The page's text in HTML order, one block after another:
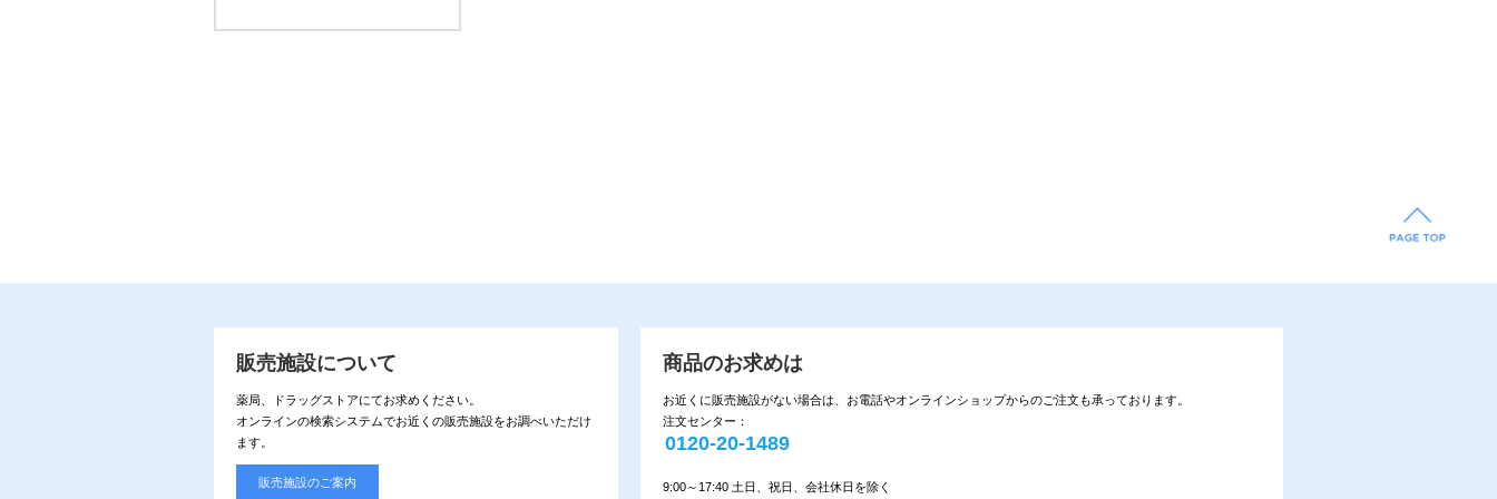
販売施設について
薬局、ドラッグストアにてお求めください。
オンラインの検索システムでお近くの販売施設をお調べいただけ
ます。
販売施設のご案内
商品のお求めは
お近くに販売施設がない場合は、お電話やオンラインショップからのご注文も承っております。
注文センター：
0120-20-1489
9:00～17:40 土日、祝日、会社休日を除く